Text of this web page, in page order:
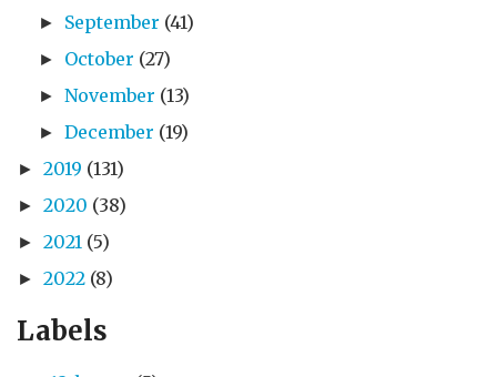
► September (41)
► October (27)
►November (13)
►December (19)
► 2019 (131)
► 2020 (38)
► 2021 (5)
► 2022 (8)
Labels